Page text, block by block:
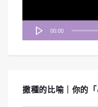
00:00
撒種的比喻｜你的